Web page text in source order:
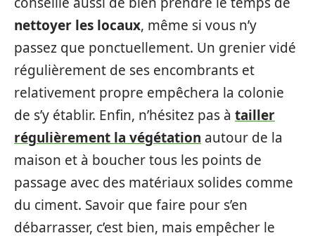
nettoyer les locaux, même si vous n’y
passez que ponctuellement. Un grenier vidé
régulièrement de ses encombrants et
relativement propre empêchera la colonie
de s’y établir. Enfin, n’hésitez pas à tailler
régulièrement la végétation autour de la
maison et à boucher tous les points de
passage avec des matériaux solides comme
du ciment. Savoir que faire pour s’en
débarrasser, c’est bien, mais empêcher le